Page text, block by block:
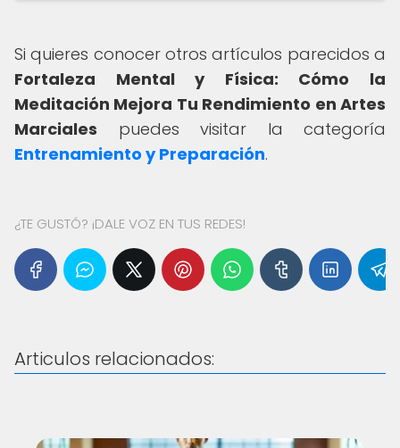
Si quieres conocer otros artículos parecidos a
Fortaleza Mental y Física: Cómo la
Meditación Mejora Tu Rendimiento en Artes
Marciales puedes visitar la categoría
Entrenamiento y Preparación.
¿TE GUSTÓ? ¡DALE VOZ EN TUS REDES!
Articulos relacionados: